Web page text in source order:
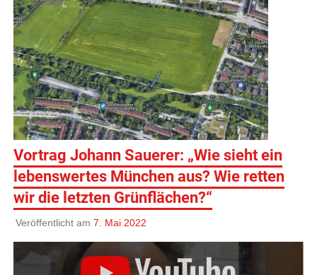
Vortrag Johann Sauerer: „Wie sieht ein
lebenswertes München aus? Wie retten
wir die letzten Grünflächen?“
Veröffentlicht am 7. Mai 2022
ONLINE-